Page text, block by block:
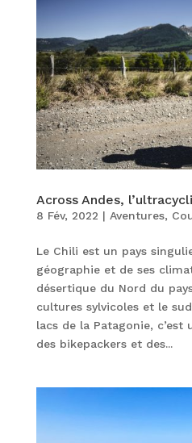
Across Andes,
8 Fév, 2022 | Aventures,
Le Chili est un pays
géographie et de ses
désertique du Nord du
cultures sylvicoles et le
lacs de la Patagonie,
des bikepackers et des...